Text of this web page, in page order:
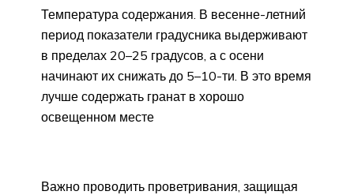
Температура содержания. В весенне-летний
период показатели градусника выдерживают
в пределах 20–25 градусов, а с осени
начинают их снижать до 5–10-ти. В это время
лучше содержать гранат в хорошо
освещенном месте
Важно проводить проветривания, защищая